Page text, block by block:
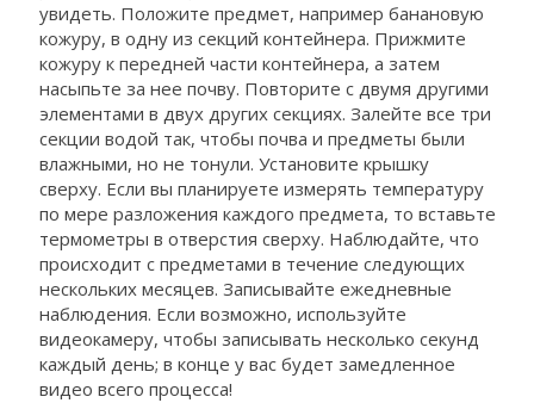
увидеть. Положите предмет, например банановую
кожуру, в одну из секций контейнера. Прижмите
кожуру к передней части контейнера, а затем
насыпьте за нее почву. Повторите с двумя другими
элементами в двух других секциях. Залейте все три
секции водой так, чтобы почва и предметы были
влажными, но не тонули. Установите крышку
сверху. Если вы планируете измерять температуру
по мере разложения каждого предмета, то вставьте
термометры в отверстия сверху. Наблюдайте, что
происходит с предметами в течение следующих
нескольких месяцев. Записывайте ежедневные
наблюдения. Если возможно, используйте
видеокамеру, чтобы записывать несколько секунд
каждый день; в конце у вас будет замедленное
видео всего процесса!